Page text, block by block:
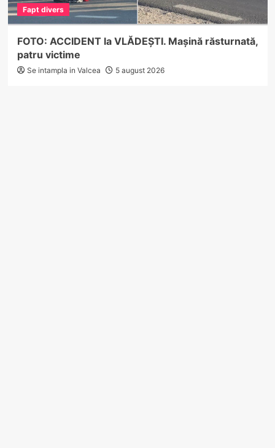
Fapt divers
FOTO: ACCIDENT la VLĂDEȘTI. Mașină răsturnată,
patru victime
Se intampla in Valcea 5 august 2026